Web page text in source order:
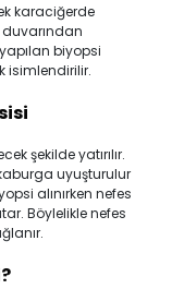
karaciğerde
biyopsi
isimlendirilir.
şekilde yatırılır.
uyuşturulur
alınırken nefes
Böylelikle nefes